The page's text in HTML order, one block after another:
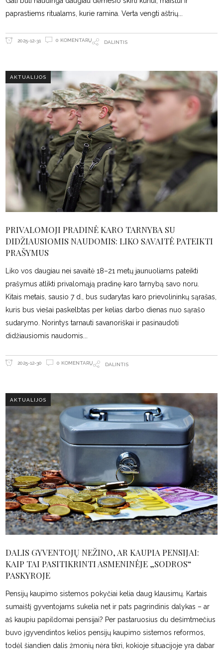
paprastiems ritualams, kurie ramina. Verta vengti aštrių
2025-12-31 0 KOMENTARŲ DALINTIS
AKTUALIJOS
PRIVALOMOJI PRADINĖ KARO TARNYBA SU
DIDŽIAUSIOMIS NAUDOMIS: LIKO SAVAITĖ PATEIKTI
PRAŠYMUS
Liko vos daugiau nei savaitė 18–21 metų jaunuoliams pateikti
prašymus atlikti privalomąją pradinę karo tarnybą savo noru.
Kitais metais, sausio 7 d., bus sudarytas karo prievolininkų sąrašas,
kuris bus viešai paskelbtas per kelias darbo dienas nuo sąrašo
sudarymo. Norintys tarnauti savanoriškai ir pasinaudoti
didžiausiomis naudomis
2025-12-30 0 KOMENTARŲ DALINTIS
AKTUALIJOS
DALIS GYVENTOJŲ NEŽINO, AR KAUPIA PENSIJAI:
KAIP TAI PASITIKRINTI ASMENINĖJE „SODROS“
PASKYROJE
Pensijų kaupimo sistemos pokyčiai kelia daug klausimų. Kartais
sumaištį gyventojams sukelia net ir pats pagrindinis dalykas – ar
aš kaupiu papildomai pensijai? Per pastaruosius du dešimtmečius
buvo įgyvendintos kelios pensijų kaupimo sistemos reformos,
todėl šiandien dalis žmonių nėra tikri, kokioje situacijoje yra dabar